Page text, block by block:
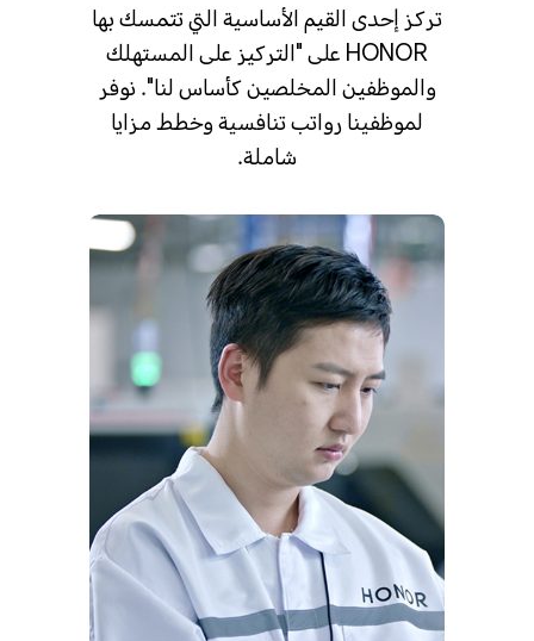
تركز إحدى القيم الأساسية التي تتمسك بها
HONOR على "التركيز على المستهلك
والموظفين المخلصين كأساس لنا". نوفر
لموظفينا رواتب تنافسية وخطط مزايا
شاملة.